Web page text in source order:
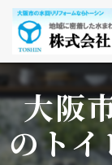
大阪
のト